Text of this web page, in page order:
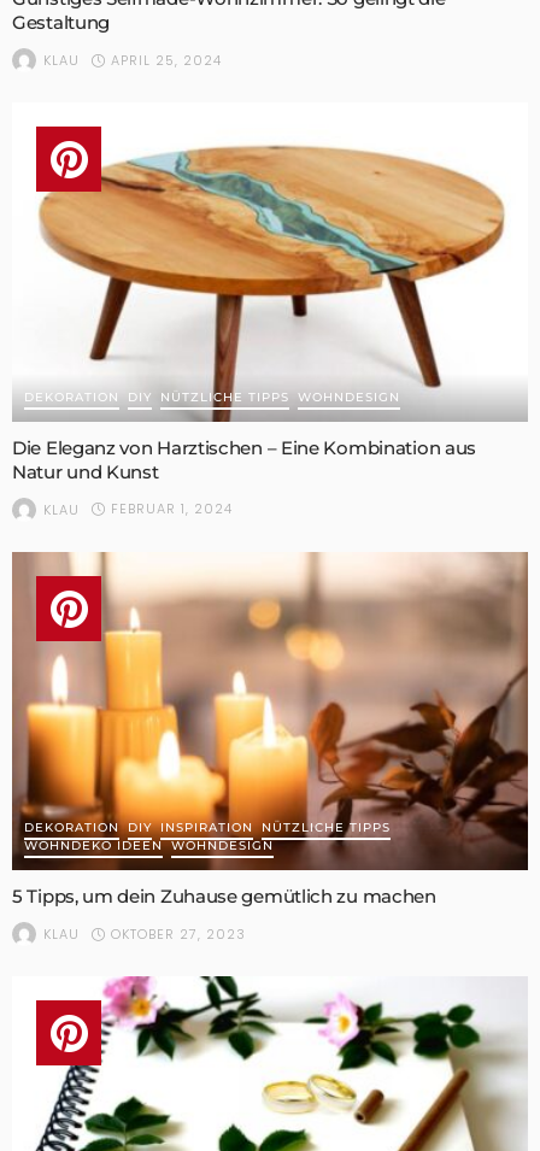
Gestaltung
KLAU APRIL 25, 2024
DEKORATION DIY NÜTZLICHE TIPPS WOHNDESIGN
Die Eleganz von Harztischen – Eine Kombination aus
Natur und Kunst
KLAU FEBRUAR 1, 2024
DEKORATION DIY INSPIRATION NÜTZLICHE TIPPS
WOHNDEKO IDEEN WOHNDESIGN
5 Tipps, um dein Zuhause gemütlich zu machen
KLAU OKTOBER 27, 2023